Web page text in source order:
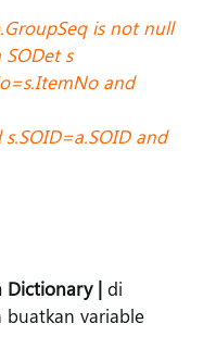
is not null
s
and
and
Dictionary | di
buatkan variable